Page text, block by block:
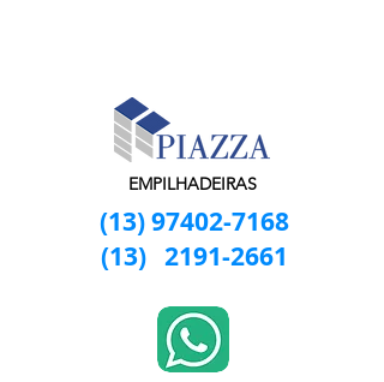
EMPILHADEIRAS
(13) 97402-7168
(13) 2191-2661